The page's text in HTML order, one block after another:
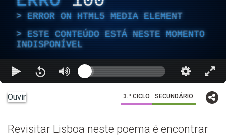
ERROR ON HTML5 MEDIA ELEMENT
ESTE CONTEÚDO ESTÁ NESTE MOMENTO
INDISPONÍVEL
Ouvir 3.º CICLO SECUNDÁRIO
Revisitar Lisboa neste poema é encontrar